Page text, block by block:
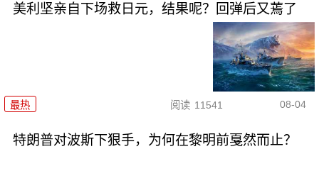
美利坚亲自下场救日元，结果呢？回弹后又蔫了
最热 阅读 11541 08-04
特朗普对波斯下狠手，为何在黎明前戛然而止？